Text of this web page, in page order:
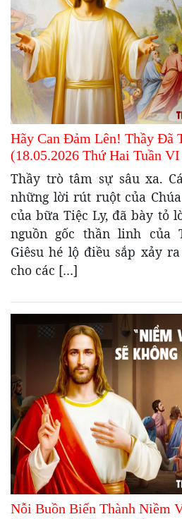
Hãy Can Đảm Lên! Thầy Đã
(18.05.2026 Thứ Hai Tuần
Thầy trò tâm sự sâu xa.
những lời rút ruột của
của bữa Tiệc Ly, đã bày tỏ
nguồn gốc thần linh của
Giêsu hé lộ điều sắp xảy
cho các […]
Nỗi Buồn Biến Thành Niềm